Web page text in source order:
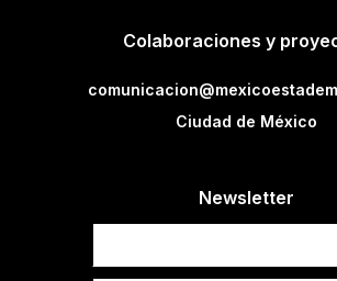
Colaboraciones y
Ciudad de México
Newsletter